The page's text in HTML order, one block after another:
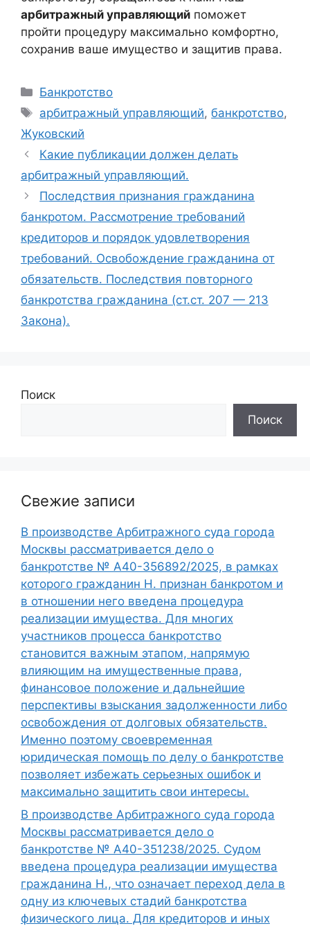
арбитражный управляющий поможет
пройти процедуру максимально комфортно,
сохранив ваше имущество и защитив права.
Рубрики
Банкротство
Метки
арбитражный управляющий,банкротство,
Жуковский
Какие публикации должен делать
арбитражный управляющий.
Последствия признания гражданина
банкротом. Рассмотрение требований
кредиторов и порядок удовлетворения
требований. Освобождение гражданина от
обязательств. Последствия повторного
банкротства гражданина (ст.ст. 207 — 213
Закона).
Поиск
Поиск
Свежие записи
В производстве Арбитражного суда города
Москвы рассматривается дело о
банкротстве № А40-356892/2025, в рамках
которого гражданин Н. признан банкротом и
в отношении него введена процедура
реализации имущества. Для многих
участников процесса банкротство
становится важным этапом, напрямую
влияющим на имущественные права,
финансовое положение и дальнейшие
перспективы взыскания задолженности либо
освобождения от долговых обязательств.
Именно поэтому своевременная
юридическая помощь по делу о банкротстве
позволяет избежать серьезных ошибок и
максимально защитить свои интересы.
В производстве Арбитражного суда города
Москвы рассматривается дело о
банкротстве № А40-351238/2025. Судом
введена процедура реализации имущества
гражданина Н., что означает переход дела в
одну из ключевых стадий банкротства
физического лица. Для кредиторов и иных